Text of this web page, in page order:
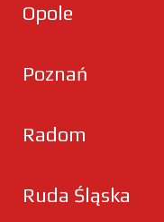
Opole
Poznań
Radom
Ruda Śląska